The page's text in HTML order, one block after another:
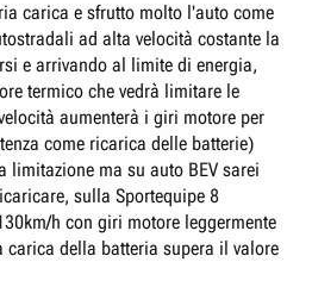
carica e sfrutto molto l'auto come
ad alta velocità costante la
e arrivando al limite di energia,
termico che vedrà limitare le
aumenterà i giri motore per
come ricarica delle batterie)
limitazione ma su auto BEV sarei
sulla Sportequipe 8
h con giri motore leggermente
della batteria supera il valore